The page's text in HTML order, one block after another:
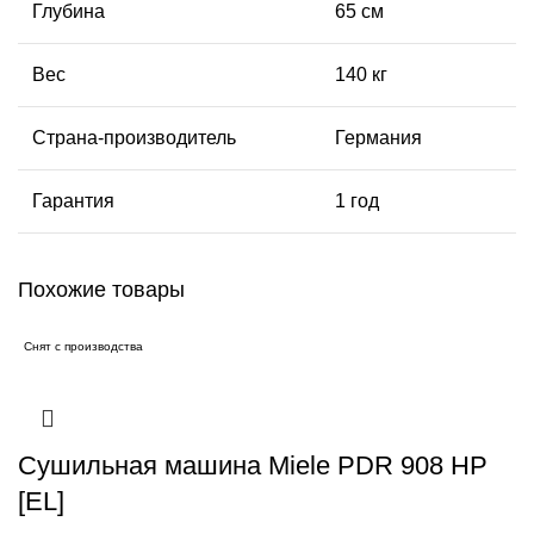
Глубина 65 см
Вес 140 кг
Страна-производитель Германия
Гарантия 1 год
Похожие товары
Снят с производства
Сушильная машина Miele PDR 908 HP
[EL]